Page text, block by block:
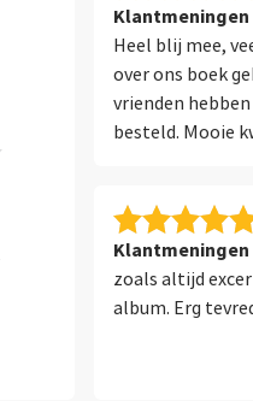
Klantmeningen
Heel blij mee,
over ons boek
vrienden
besteld. Mooie
Klantmeningen
zoals altijd
album. Erg